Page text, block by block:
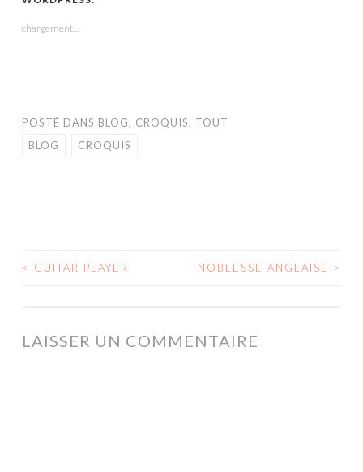
chargement…
POSTÉ DANS BLOG, CROQUIS, TOUT
BLOG
CROQUIS
NAVIGATION
ARTICLES
< GUITAR PLAYER NOBLESSE ANGLAISE >
LAISSER UN COMMENTAIRE